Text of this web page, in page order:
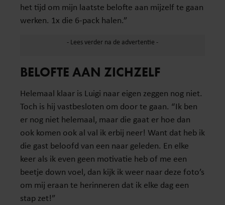
het tijd om mijn laatste belofte aan mijzelf te gaan
werken. 1x die 6-pack halen.”
BELOFTE AAN ZICHZELF
Helemaal klaar is Luigi naar eigen zeggen nog niet.
Toch is hij vastbesloten om door te gaan. “Ik ben
er nog niet helemaal, maar die gaat er hoe dan
ook komen ook al val ik erbij neer! Want dat heb ik
die gast beloofd van een naar geleden. En elke
keer als ik even geen motivatie heb of me een
beetje down voel, dan kijk ik weer naar deze foto’s
om mij eraan te herinneren dat ik elke dag een
stap zet!”